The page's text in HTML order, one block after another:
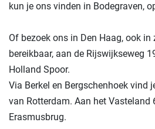
kun je ons vinden in Bodegraven,
Of bezoek ons in Den Haag, ook in
bereikbaar, aan de Rijswijkseweg
Holland Spoor.
Via Berkel en Bergschenhoek vind
van Rotterdam. Aan het Vasteland
Erasmusbrug.